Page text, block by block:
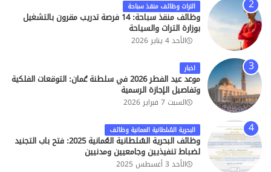
التراث وظائف منقذ سباحة
وظائف منقذ سباحة: 14 فرصة تدريب مقرون بالتشغيل
بوزارة التراث والسياحة
الأحد 4 يناير 2026
اخبار
موعد عيد الفطر 2026 في سلطنة عُمان: التوقعات الفلكية
وتفاصيل الإجازة الرسمية
السبت 7 فبراير 2026
البحرية السُلطانية العمانية وظائف
وظائف البحرية السُلطانية العُمانية 2025: فتح باب التجنيد
لضباط تنفيذيين وجامعيين ومدنيين
الأحد 3 أغسطس 2025